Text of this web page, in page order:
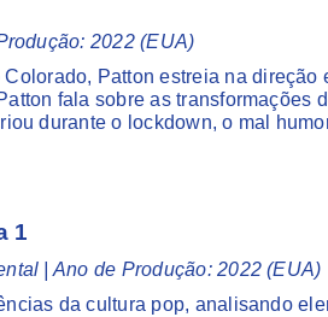
2022 (EUA)
Patton estreia na
fala sobre as transformações
durante o lockdown, o mal
1
| Ano de Produção: 2022 (EUA)
da cultura pop, analisando